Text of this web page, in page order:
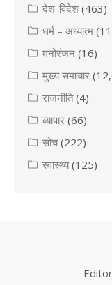
देश-विदेश (463)
धर्म – अध्यात्म
मनोरंजन (16)
मुख्य समाचार
राजनीति(4)
व्यापार (66)
सोच(222)
स्वास्थ्य(125)